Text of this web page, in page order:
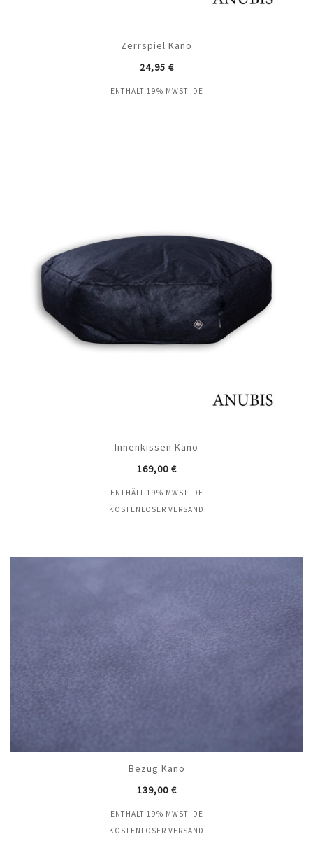
Zerrspiel Kano
24,95 €
ENTHÄLT 19% MWST. DE
Innenkissen Kano
169,00 €
ENTHÄLT 19% MWST. DE
KOSTENLOSER VERSAND
Bezug Kano
139,00 €
ENTHÄLT 19% MWST. DE
KOSTENLOSER VERSAND